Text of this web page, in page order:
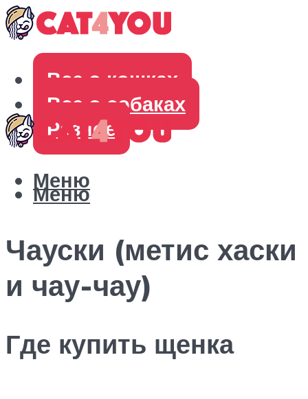
Все о кошках
Все о собаках
Разное
Меню
Меню
Чауски (метис хаски
и чау-чау)
Где купить щенка